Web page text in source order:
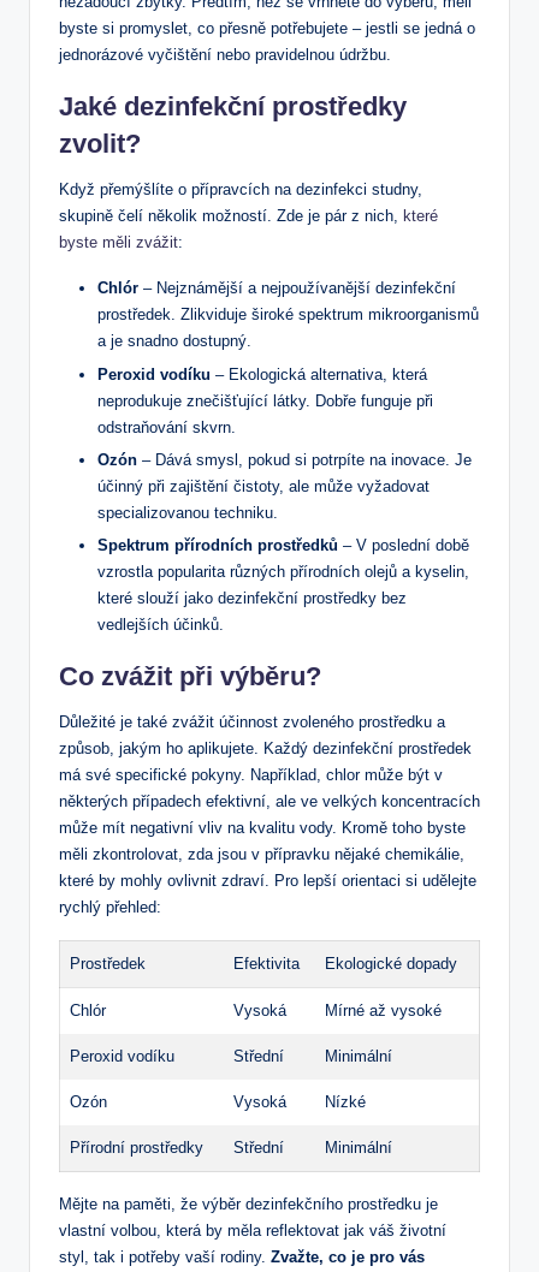
byste si promyslet, co přesně potřebujete – jestli se jedná o
jednorázové vyčištění nebo pravidelnou údržbu.
Jaké dezinfekční prostředky
zvolit?
Když přemýšlíte o přípravcích na dezinfekci studny,
skupině čelí několik možností. Zde je pár z nich, které
byste měli zvážit:
Chlór – Nejznámější a nejpoužívanější dezinfekční
prostředek. Zlikviduje široké spektrum mikroorganismů
a je snadno dostupný.
Peroxid vodíku – Ekologická alternativa, která
neprodukuje znečišťující látky. Dobře funguje při
odstraňování skvrn.
Ozón – Dává smysl, pokud si potrpíte na inovace. Je
účinný při zajištění čistoty, ale může vyžadovat
specializovanou techniku.
Spektrum přírodních prostředků – V poslední době
vzrostla popularita různých přírodních olejů a kyselin,
které slouží jako dezinfekční prostředky bez
vedlejších účinků.
Co zvážit při výběru?
Důležité je také zvážit účinnost zvoleného prostředku a
způsob, jakým ho aplikujete. Každý dezinfekční prostředek
má své specifické pokyny. Například, chlor může být v
některých případech efektivní, ale ve velkých koncentracích
může mít negativní vliv na kvalitu vody. Kromě toho byste
měli zkontrolovat, zda jsou v přípravku nějaké chemikálie,
které by mohly ovlivnit zdraví. Pro lepší orientaci si udělejte
rychlý přehled:
Prostředek Efektivita Ekologické dopady
Chlór Vysoká Mírné až vysoké
Peroxid vodíku Střední Minimální
Ozón Vysoká Nízké
Přírodní prostředky Střední Minimální
Mějte na paměti, že výběr dezinfekčního prostředku je
vlastní volbou, která by měla reflektovat jak váš životní
styl, tak i potřeby vaší rodiny. Zvažte, co je pro vás